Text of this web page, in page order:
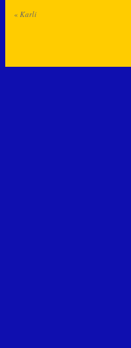
« Karli